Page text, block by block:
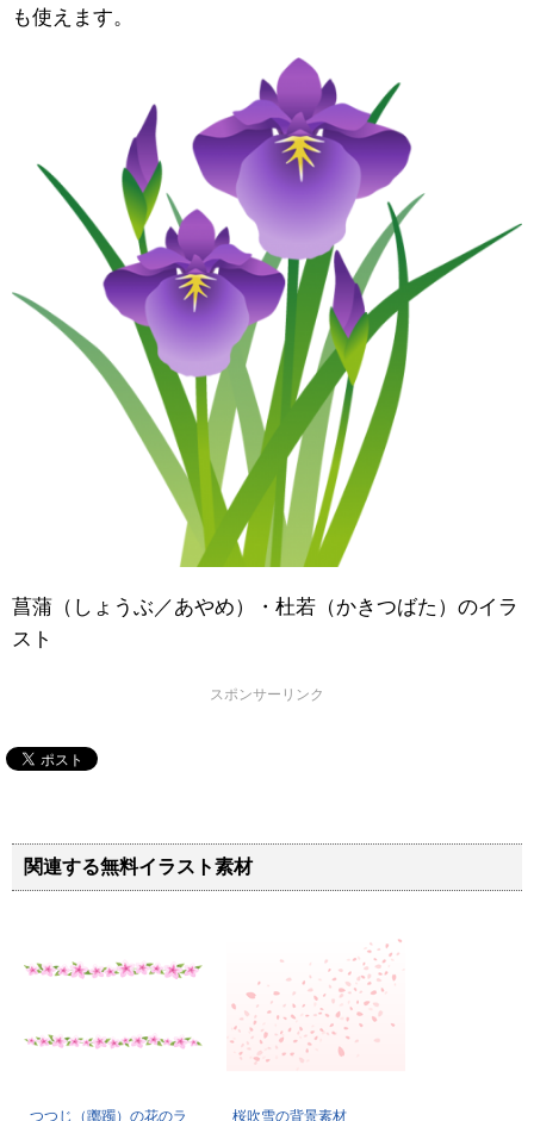
も使えます。
菖蒲（しょうぶ／あやめ）・杜若（かきつばた）のイラ
スト
スポンサーリンク
関連する無料イラスト素材
つつじ（躑躅）の花のラ
桜吹雪の背景素材